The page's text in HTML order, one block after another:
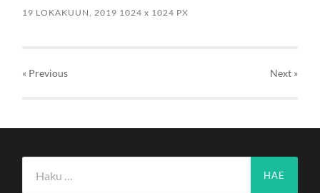
19 LOKAKUUN, 2019 1024x 1024 PX
« Previous Next»